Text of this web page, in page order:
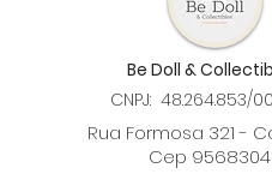
Be Doll &
CNPJ: 48.264.853/
Rua Formosa 321 -
Cep